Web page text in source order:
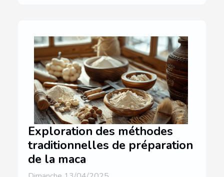
Exploration des méthodes
traditionnelles de préparation
de la maca